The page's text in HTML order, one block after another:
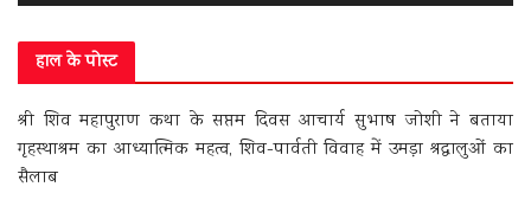
हाल के पोस्ट
श्री शिव महापुराण कथा के सप्तम दिवस आचार्य सुभाष जोशी ने बताया
गृहस्थाश्रम का आध्यात्मिक महत्व, शिव-पार्वती विवाह में उमड़ा श्रद्धालुओं का
सैलाब